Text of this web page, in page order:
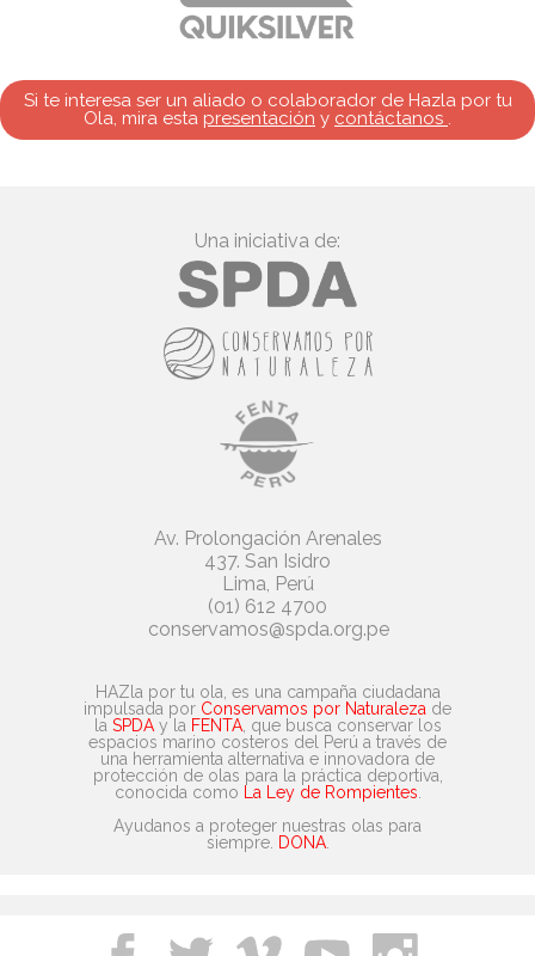
Si te interesa ser un aliado o colaborador de Hazla por tu
Ola, mira esta presentación y contáctanos .
Una iniciativa de:
Av. Prolongación Arenales
437. San Isidro
Lima, Perú
(01) 612 4700
conservamos@spda.org.pe
HAZla por tu ola, es una campaña ciudadana
impulsada por Conservamos por Naturaleza de
la SPDAy la FENTA, que busca conservar los
espacios marino costeros del Perú a través de
una herramienta alternativa e innovadora de
protección de olas para la práctica deportiva,
conocida como
La Ley de Rompientes
Ayudanos a proteger nuestras olas para
siempre. DONA.